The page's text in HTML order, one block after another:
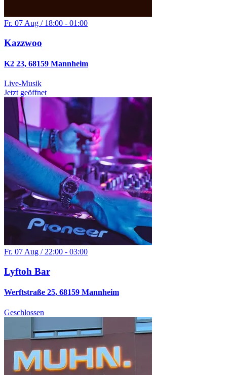
Fr. 07 Aug / 18:00 - 01:00
Kazzwoo
K2 23, 68159 Mannheim
Live-Musik
Jetzt geöffnet
Fr. 07 Aug / 22:00 - 03:00
Lyftoh Bar
Werftstraße 25, 68159 Mannheim
Geschlossen